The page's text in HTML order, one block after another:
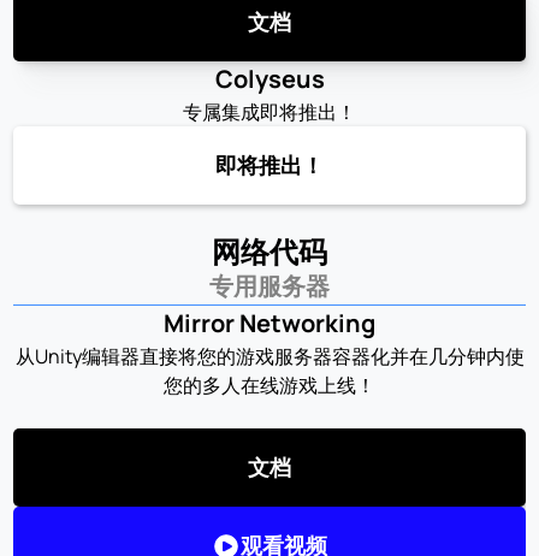
文档
Colyseus
专属集成即将推出！
即将推出！
网络代码
专用服务器
Mirror Networking
从Unity编辑器直接将您的游戏服务器容器化并在几分钟内使
您的多人在线游戏上线！
文档
观看视频